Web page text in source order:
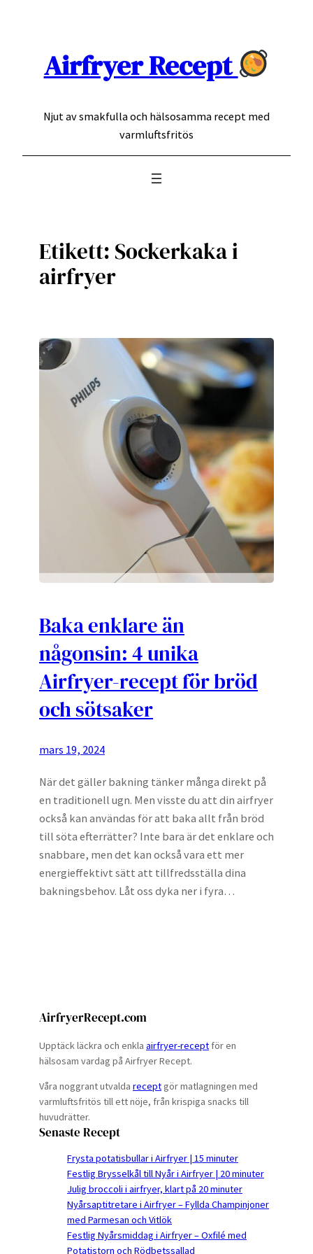
Airfryer Recept
Njut av smakfulla och hälsosamma recept med
varmluftsfritös
Etikett: Sockerkaka i
airfryer
Baka enklare än
någonsin: 4 unika
Airfryer-recept för bröd
och sötsaker
mars 19, 2024
När det gäller bakning tänker många direkt på
en traditionell ugn. Men visste du att din airfryer
också kan användas för att baka allt från bröd
till söta efterrätter? Inte bara är det enklare och
snabbare, men det kan också vara ett mer
energieffektivt sätt att tillfredsställa dina
bakningsbehov. Låt oss dyka ner i fyra…
AirfryerRecept.com
Upptäck läckra och enkla airfryer-recept för en
hälsosam vardag på Airfryer Recept.
Våra noggrant utvalda receptgör matlagningen med
varmluftsfritös till ett nöje, från krispiga snacks till
huvudrätter.
Senaste Recept
Frysta potatisbullar i Airfryer | 15 minuter
Festlig Brysselkål till Nyår i Airfryer | 20 minuter
Julig broccoli i airfryer, klart på 20 minuter
Nyårsaptitretare i Airfryer – Fyllda Champinjoner
med Parmesan och Vitlök
Festlig Nyårsmiddag i Airfryer – Oxfilé med
Potatistorn och Rödbetssallad